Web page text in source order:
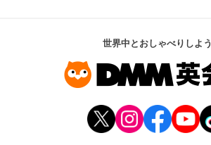
世界中とおしゃべりしよう